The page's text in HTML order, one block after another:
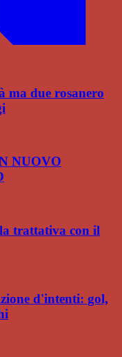
ma due rosanero
NUOVO
trattativa con il
d'intenti: gol,